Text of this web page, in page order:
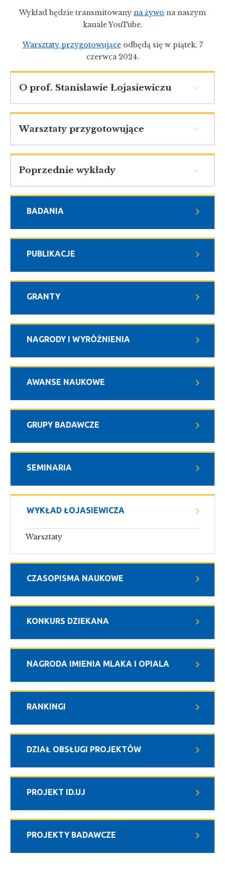
BADANIA
PUBLIKACJE
GRANTY
NAGRODY I WYRÓŻNIENIA
AWANSE NAUKOWE
GRUPY BADAWCZE
SEMINARIA
WYKŁAD ŁOJASIEWICZA
Warsztaty
CZASOPISMA NAUKOWE
KONKURS DZIEKANA
NAGRODA IMIENIA MLAKA I OPIALA
RANKINGI
DZIAŁ OBSŁUGI PROJEKTÓW
PROJEKT ID.UJ
PROJEKTY BADAWCZE
Wykład będzie transmitowany na żywo na naszym
kanale YouTube.
Warsztaty przygotowująceodbędą się w piątek, 7
czerwca 2024.
O prof. Stanisławie Łojasiewiczu
Warsztaty przygotowujące
Poprzednie wykłady